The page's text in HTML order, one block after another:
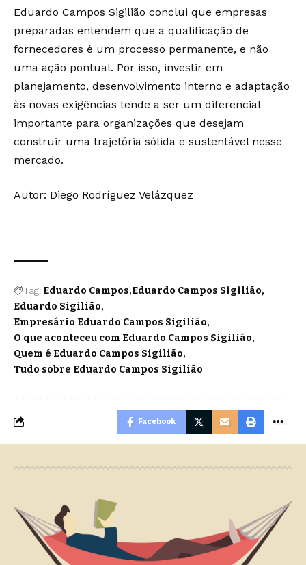
Eduardo Campos Sigilião conclui que empresas
preparadas entendem que a qualificação de
fornecedores é um processo permanente, e não
uma ação pontual. Por isso, investir em
planejamento, desenvolvimento interno e adaptação
às novas exigências tende a ser um diferencial
importante para organizações que desejam
construir uma trajetória sólida e sustentável nesse
mercado.
Autor: Diego Rodríguez Velázquez
Tag: Eduardo Campos Eduardo Campos Sigilião
Eduardo Sigilião
Empresário Eduardo Campos Sigilião
O que aconteceu com Eduardo Campos Sigilião
Quem é Eduardo Campos Sigilião
Tudo sobre Eduardo Campos Sigilião
Facebook